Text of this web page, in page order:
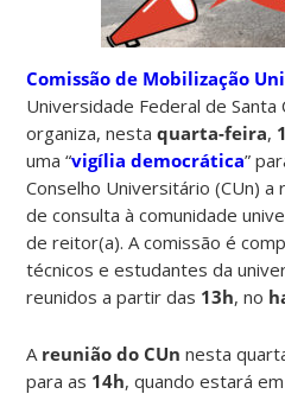
Comissão de Mobilização
Universidade Federal de Santa
organiza, nestaquarta-feira,
uma “vigília democrática”
Conselho Universitário (CUn) a
de consulta à comunidade
de reitor(a). A comissão é
técnicos e estudantes da
reunidos a partir das 13h, no
A reunião do CUn nesta
para as 14h, quando estará